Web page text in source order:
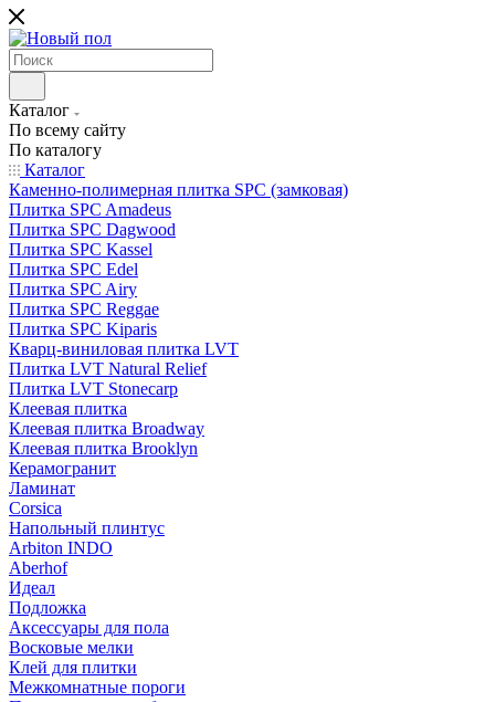
Каталог
По всему сайту
По каталогу
Каталог
Каменно-полимерная плитка SPC (замковая)
Плитка SPC Amadeus
Плитка SPC Dagwood
Плитка SPC Kassel
Плитка SPC Edel
Плитка SPC Airy
Плитка SPC Reggae
Плитка SPC Kiparis
Кварц-виниловая плитка LVT
Плитка LVT Natural Relief
Плитка LVT Stonecarp
Клеевая плитка
Клеевая плитка Broadway
Клеевая плитка Brooklyn
Керамогранит
Ламинат
Corsica
Напольный плинтус
Arbiton INDO
Aberhof
Идеал
Подложка
Аксессуары для пола
Восковые мелки
Клей для плитки
Межкомнатные пороги